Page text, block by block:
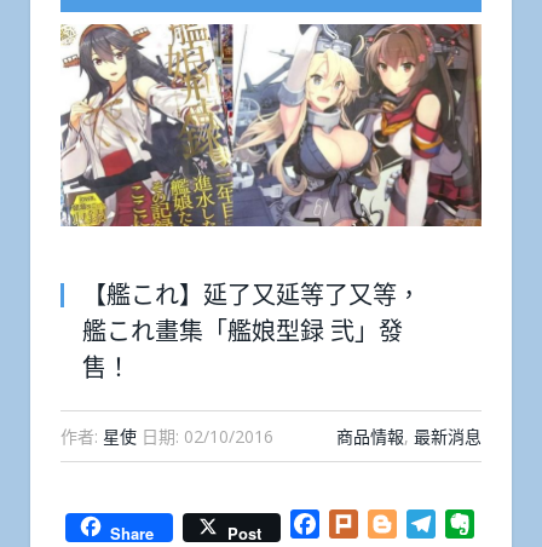
【艦これ】延了又延等了又等，
艦これ畫集「艦娘型録 弐」發
售！
作者: 星使 日期: 02/10/2016 商品情報, 最新消息
Share Post Facebook
Plurk BloggerTelegram